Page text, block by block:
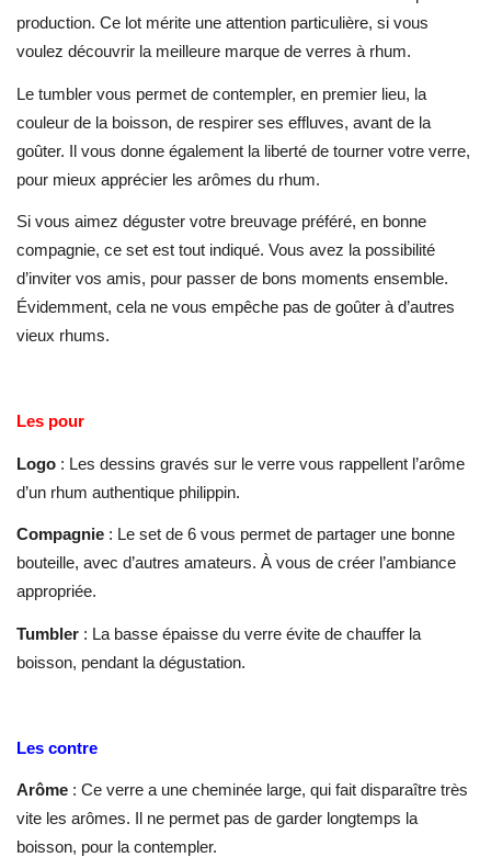
production. Ce lot mérite une attention particulière, si vous
voulez découvrir la meilleure marque de verres à rhum.
Le tumbler vous permet de contempler, en premier lieu, la
couleur de la boisson, de respirer ses effluves, avant de la
goûter. Il vous donne également la liberté de tourner votre verre,
pour mieux apprécier les arômes du rhum.
Si vous aimez déguster votre breuvage préféré, en bonne
compagnie, ce set est tout indiqué. Vous avez la possibilité
d’inviter vos amis, pour passer de bons moments ensemble.
Évidemment, cela ne vous empêche pas de goûter à d’autres
vieux rhums.
Les pour
Logo : Les dessins gravés sur le verre vous rappellent l’arôme
d’un rhum authentique philippin.
Compagnie : Le set de 6 vous permet de partager une bonne
bouteille, avec d’autres amateurs. À vous de créer l’ambiance
appropriée.
Tumbler : La basse épaisse du verre évite de chauffer la
boisson, pendant la dégustation.
Les contre
Arôme : Ce verre a une cheminée large, qui fait disparaître très
vite les arômes. Il ne permet pas de garder longtemps la
boisson, pour la contempler.